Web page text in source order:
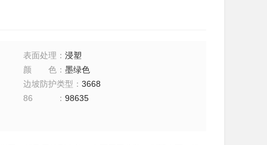
表面处理 ：浸塑
颜色 ：墨绿色
边坡防护类型 ：3668
86
：98635